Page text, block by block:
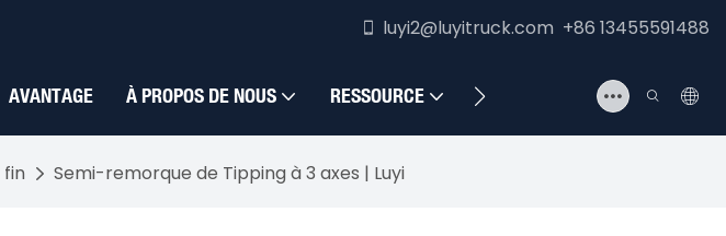
luyi2@luyitruck.com +86 13455591488
AVANTAGE À PROPOS DE NOUS RESSOURCE NOUS CONTACTER
Semi-remorque de Tipping à 3 axes | Luyi